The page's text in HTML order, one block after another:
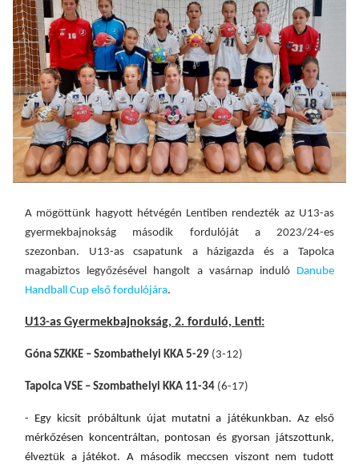
A mögöttünk hagyott hétvégén Lentiben rendezték az U13-as
gyermekbajnokság második fordulóját a 2023/24-es
szezonban. U13-as csapatunk a házigazda és a Tapolca
magabiztos legyőzésével hangolt a vasárnap indulóDanube
Handball Cup első fordulójára.
U13-as Gyermekbajnokság, 2. forduló, Lenti:
Góna SZKKE – Szombathelyi KKA 5-29 (3-12)
Tapolca VSE – Szombathelyi KKA 11-34 (6-17)
- Egy kicsit próbáltunk újat mutatni a játékunkban. Az első
mérkőzésen koncentráltan, pontosan és gyorsan játszottunk,
élveztük a játékot. A második meccsen viszont nem tudott